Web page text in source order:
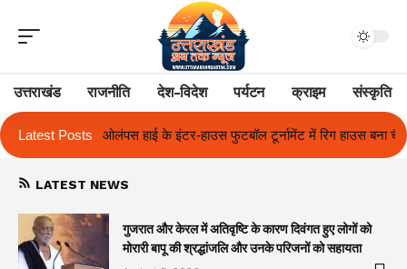
उत्तराखंड राजनीति देश-विदेश पर्यटन क्राइम संस्कृति
Latest Posts
फुटबॉल टूर्नामेंट में रिग हाउस बना चैंपियन तुलाज़ ने रचा इतिहास, संस्थान से बना
LATEST NEWS
गुजरात और केरल में अतिवृष्टि के कारण दिवंगत हुए लोगों को
मोरारी बापू की श्रद्धांजलि और उनके परिजनों को सहायता